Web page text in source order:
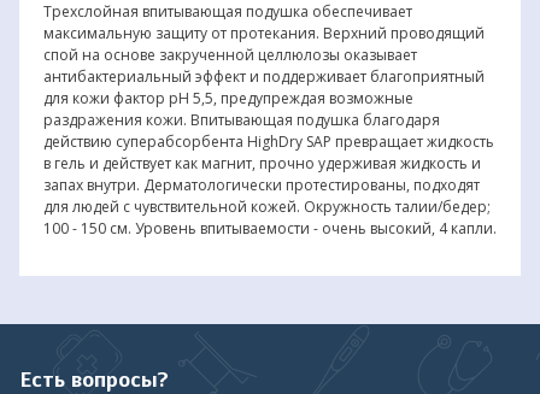
Трехслойная впитывающая подушка обеспечивает
максимальную защиту от протекания. Верхний проводящий
спой на основе закрученной целлюлозы оказывает
антибактериальный эффект и поддерживает благоприятный
для кожи фактор рН 5,5, предупреждая возможные
раздражения кожи. Впитывающая подушка благодаря
действию суперабсорбента HighDry SAP превращает жидкость
в гель и действует как магнит, прочно удерживая жидкость и
запах внутри. Дерматологически протестированы, подходят
для людей с чувствительной кожей. Окружность талии/бедер;
100 - 150 см. Уровень впитываемости - очень высокий, 4 капли.
Есть вопросы?